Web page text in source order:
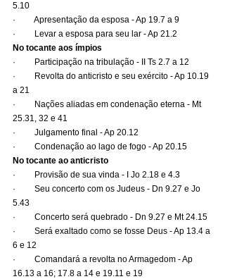
5.10
·         Apresentação da esposa - Ap 19.7 a 9
·         Levar a esposa para seu lar - Ap 21.2
No tocante aos ímpios
·         Participação na tribulação - II Ts 2.7 a 12
·         Revolta do anticristo e seu exército - Ap 10.19
a 21
·         Nações aliadas em condenação eterna - Mt
25.31, 32 e 41
·         Julgamento final - Ap 20.12
·         Condenação ao lago de fogo - Ap 20.15
No tocante ao anticristo
·         Provisão de sua vinda - I Jo 2.18 e 4.3
·         Seu concerto com os Judeus - Dn 9.27 e Jo
5.43
·         Concerto será quebrado - Dn 9.27 e Mt 24.15
·         Será exaltado como se fosse Deus - Ap 13.4 a
6 e 12
·         Comandará a revolta no Armagedom - Ap
16.13 a 16; 17.8 a 14 e 19.11 e 19